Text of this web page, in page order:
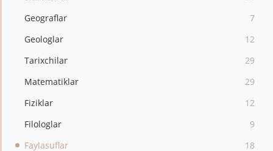
Geograflar
7
Geologlar
12
Tarixchilar
29
Matematiklar
29
Fiziklar
12
Filologlar
9
Faylasuflar
18